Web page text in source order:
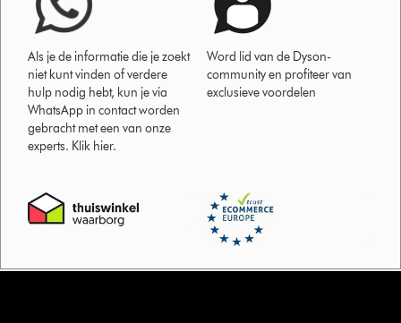
Als je de informatie die je zoekt
niet kunt vinden of verdere
hulp nodig hebt, kun je via
WhatsApp in contact worden
gebracht met een van onze
experts. Klik hier.
Word lid van de Dyson-
community en profiteer van
exclusieve voordelen